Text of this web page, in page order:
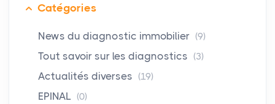
Catégories
News du diagnostic immobilier (9)
Tout savoir sur les diagnostics (3)
Actualités diverses (19)
EPINAL (0)